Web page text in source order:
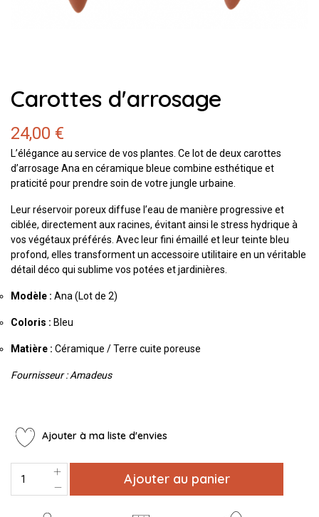
Carottes d'arrosage
24,00 €
L’élégance au service de vos plantes. Ce lot de deux carottes
d’arrosage Ana en céramique bleue combine esthétique et
praticité pour prendre soin de votre jungle urbaine.
Leur réservoir poreux diffuse l’eau de manière progressive et
ciblée, directement aux racines, évitant ainsi le stress hydrique à
vos végétaux préférés. Avec leur fini émaillé et leur teinte bleu
profond, elles transforment un accessoire utilitaire en un véritable
détail déco qui sublime vos potées et jardinières.
Modèle : Ana (Lot de 2)
Coloris : Bleu
Matière : Céramique / Terre cuite poreuse
Fournisseur : Amadeus
Ajouter à ma liste d'envies
Ajouter au panier